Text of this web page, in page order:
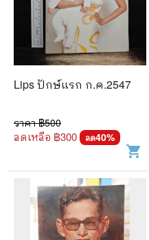
Lips ปักษ์แรก ก.ค.2547
ราคา ฿500
ลดเหลือ ฿300 ลด40%
shopping_cart
🐲 หนังสือเด็ก
📕 นิตยสาร
📅 สินค้าอื่นๆ